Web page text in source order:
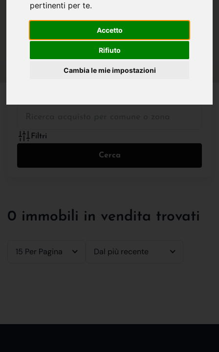
pertinenti per te.
Accetto
Rifiuto
Cambia le mie impostazioni
Filtri
Cerca
0 immobili in vendita trovati
15 Per Pagina Dal più recente